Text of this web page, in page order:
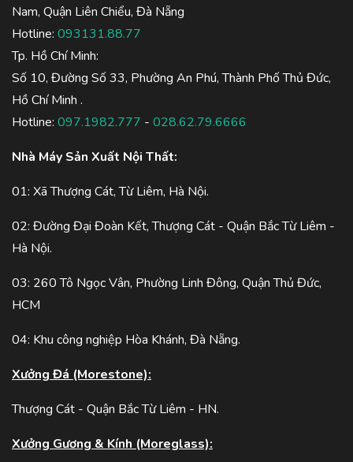
Nam, Quận Liên Chiểu, Đà Nẵng
Hotline: 093131.88.77
Tp. Hồ Chí Minh:
Số 10, Đường Số 33, Phường An Phú, Thành Phố Thủ Đức,
Hồ Chí Minh .
Hotline: 097.1982.777 - 028.62.79.6666
Nhà Máy Sản Xuất Nội Thất:
01: Xã Thượng Cát, Từ Liêm, Hà Nội.
02: Đường Đại Đoàn Kết, Thượng Cát - Quận Bắc Từ Liêm -
Hà Nội.
03: 260 Tô Ngọc Vân, Phường Linh Đông, Quận Thủ Đức,
HCM
04: Khu công nghiệp Hòa Khánh, Đà Nẵng.
Xưởng Đá (Morestone):
Thượng Cát - Quận Bắc Từ Liêm - HN.
Xưởng Gương & Kính (Moreglass):